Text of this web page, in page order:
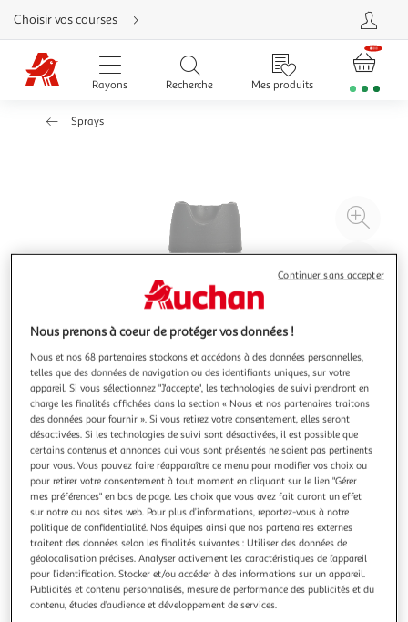
Aller
directement
au
contenu
Aller
directement
Aller
d'aide
Choisir vos courses
Rayons Recherche Mes produits
Sprays
à
Illustration
précédente
Illustration
suivante
COSMIA MEN
Déodorant spray homme séduction 24h anti-traces
Restez frais toute la journée avec ce déodorant spray
Séduction Cosmia. Efficace pendant 24h, il combat les
odeurs corporelles et accompagne chacun de vos
mouvements d'un parfum masculin et stimulant. Fabriqué
en France.
En savoir +
150ml
Nous prenons à coeur de protéger vos données !
Nous et nos 68 partenaires stockons et accédons à des données personnelles,
telles que des données de navigation ou des identifiants uniques, sur votre
appareil. Si vous sélectionnez "J'accepte", les technologies de suivi prendront en
charge les finalités affichées dans la section « Nous et nos partenaires traitons
des données pour fournir ». Si vous retirez votre consentement, elles seront
désactivées. Si les technologies de suivi sont désactivées, il est possible que
certains contenus et annonces qui vous sont présentés ne soient pas pertinents
pour vous. Vous pouvez faire réapparaître ce menu pour modifier vos choix ou
pour retirer votre consentement à tout moment en cliquant sur le lien "Gérer
mes préférences" en bas de page. Les choix que vous avez fait auront un effet
sur notre ou nos sites web. Pour plus d’informations, reportez-vous à notre
politique de confidentialité. Nos équipes ainsi que nos partenaires externes
traitent des données selon les finalités suivantes : Utiliser des données de
géolocalisation précises. Analyser activement les caractéristiques de l’appareil
pour l’identification. Stocker et/ou accéder à des informations sur un appareil.
Publicités et contenu personnalisés, mesure de performance des publicités et du
contenu, études d’audience et développement de services.
Continuer sans accepter